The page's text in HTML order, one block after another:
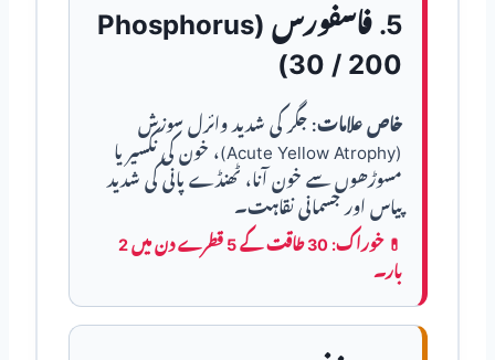
5. فاسفورس (Phosphorus
30 / 200)
خاص علامات: جگر کی شدید وائرل سوزش
(Acute Yellow Atrophy)، خون کی نکسیر یا
مسوڑھوں سے خون آنا، ٹھنڈے پانی کی شدید
پیاس اور جسمانی نقاہت۔
💊خوراک:
30 طاقت کے 5 قطرے دن میں 2
بار۔